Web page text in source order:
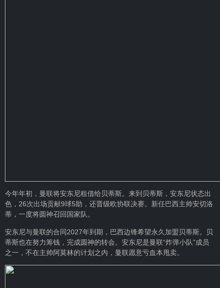
今年年初，曼联将安东尼租借给贝蒂斯。来到贝蒂斯，安东尼状态出
色，26次出场贡献9球5助，还晋级欧协联决赛。新任巴西主帅安切洛
蒂 ，一度将圆神召回国家队。
安东尼与曼联的合同2027年到期，巴西边锋希望永久加盟贝蒂斯。贝
蒂斯也在努力筹钱，完成圆神的转会。安东尼是曼联“炸弹小队”成员
之一，不在主帅阿莫林的计划之内，曼联愿意亏血本甩卖。